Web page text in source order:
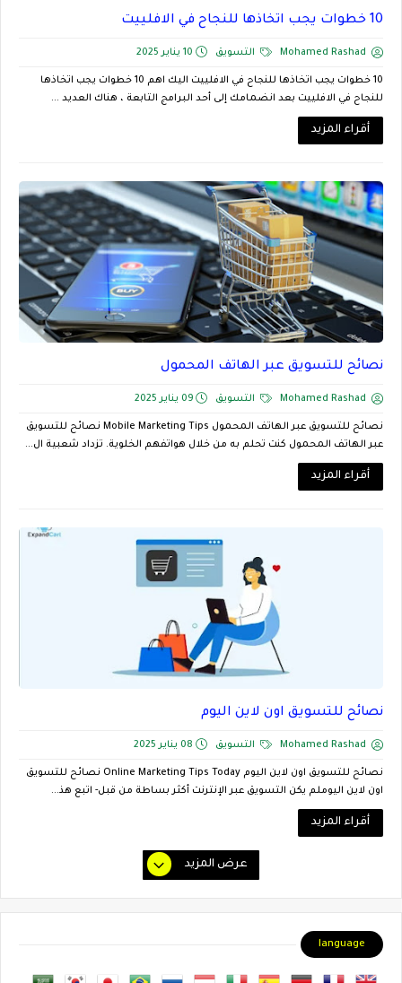
10 خطوات يجب اتخاذها للنجاح في الافلييت
Mohamed Rashad التسويق 10 يناير 2025
10 خطوات يجب اتخاذها للنجاح في الافلييت اليك اهم 10 خطوات يجب اتخاذها
للنجاح في الافلييت بعد انضمامك إلى أحد البرامج التابعة ، هناك العديد ...
أقراء المزيد
نصائح للتسويق عبر الهاتف المحمول
Mohamed Rashad التسويق 09 يناير 2025
نصائح للتسويق عبر الهاتف المحمول Mobile Marketing Tips نصائح للتسويق
عبر الهاتف المحمول كنت تحلم به من خلال هواتفهم الخلوية. تزداد شعبية ال...
أقراء المزيد
نصائح للتسويق اون لاين اليوم
Mohamed Rashad التسويق 08 يناير 2025
نصائح للتسويق اون لاين اليوم Online Marketing Tips Today نصائح للتسويق
اون لاين اليوملم يكن التسويق عبر الإنترنت أكثر بساطة من قبل- اتبع هذ...
أقراء المزيد
عرض المزيد
language